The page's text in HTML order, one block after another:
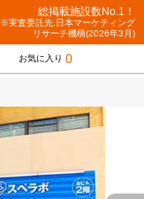
総掲載施設数No.1！
※実査委託先:日本マーケティング
リサーチ機構(2026年3月)
お気に入り 0